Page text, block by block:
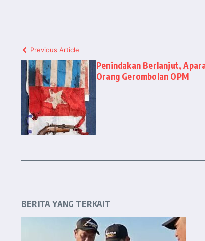
Previous Article
Penindakan Berlanjut,
Orang Gerombolan OPM
BERITA YANG TERKAIT